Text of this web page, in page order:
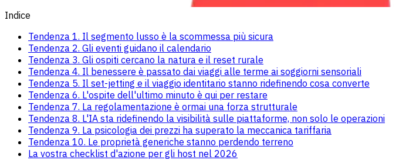
Indice
Tendenza 1. Il segmento lusso è la scommessa più sicura
Tendenza 2. Gli eventi guidano il calendario
Tendenza 3. Gli ospiti cercano la natura e il reset rurale
Tendenza 4. Il benessere è passato dai viaggi alle terme ai soggiorni sensoriali
Tendenza 5. Il set-jetting e il viaggio identitario stanno ridefinendo cosa converte
Tendenza 6. L'ospite dell'ultimo minuto è qui per restare
Tendenza 7. La regolamentazione è ormai una forza strutturale
Tendenza 8. L'IA sta ridefinendo la visibilità sulle piattaforme, non solo le operazioni
Tendenza 9. La psicologia dei prezzi ha superato la meccanica tariffaria
Tendenza 10. Le proprietà generiche stanno perdendo terreno
La vostra checklist d'azione per gli host nel 2026